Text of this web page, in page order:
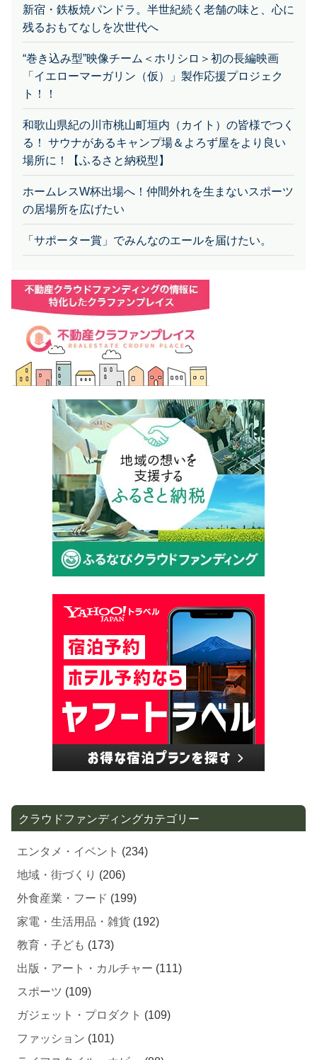
残るおもてなしを次世代へ
「イエローマーガリン（仮）」製作応援プロジェク
ト！！
る！ サウナがあるキャンプ場＆よろず屋をより良い
場所に！【ふるさと納税型】
の居場所を広げたい
エンタメ・イベント(234)
地域・街づくり(206)
外食産業・フード(199)
家電・生活用品・雑貨(192)
教育・子ども(173)
出版・アート・カルチャー
スポーツ (109)
ガジェット・プロダクト
ファッション (101)
ライフスタイル・ホビー